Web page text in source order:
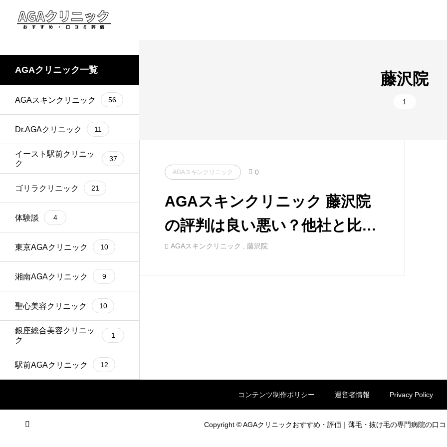
AGAクリニック一覧
AGAスキンクリニック 56
Dr.AGAクリニック 11
イースト駅前クリニッ
ク
37
ゴリラクリニック 21
体験談 4
東京AGAクリニック 10
湘南AGAクリニック 9
聖心美容クリニック 10
銀座総合美容クリニッ
ク
1
駅前AGAクリニック 12
藤沢院
1
AGAスキンクリニック 0
AGAスキンクリニック 藤沢院
の評判は良い悪い？他社と比較
しながら口コミを徹底評価！
AGAスキンクリニック , 藤沢院
コンテンツ制作ポリシー 運営者情報 Privacy Policy
Copyright © AGAクリニックおすすめ・評価｜薄毛・抜け毛の専門病院の口